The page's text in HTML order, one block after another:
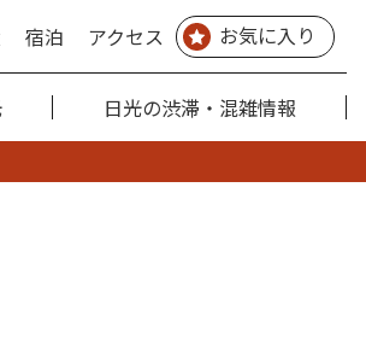
宿泊 アクセス お気に入り
日光の渋滞・混雑情報